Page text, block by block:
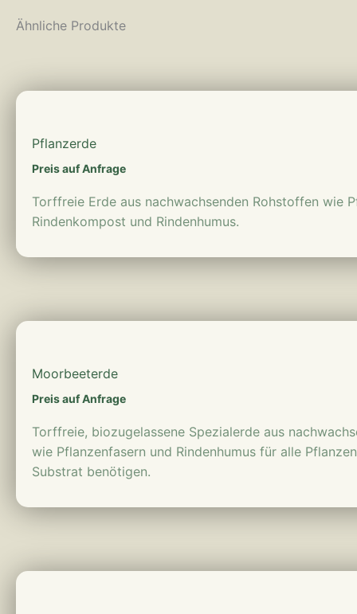
Ähnliche Produkte
Pflanzerde
Preis auf Anfrage
Torffreie Erde aus nachwachsenden Rohstoffen wie
Rindenkompost und Rindenhumus.
Moorbeeterde
Preis auf Anfrage
Torffreie, biozugelassene Spezialerde aus
wie Pflanzenfasern und Rindenhumus für alle
Substrat benötigen.